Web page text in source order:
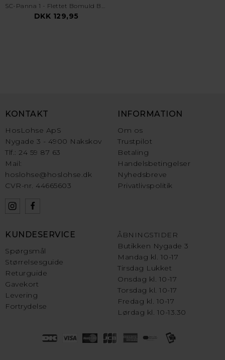
SC-Panna 1 - Flettet Bomuld Bælte - Sand
DKK 129,95
KONTAKT
HosLohse ApS
Nygade 3 - 4900 Nakskov
Tlf.: 24 59 87 63
Mail:
hoslohse@hoslohse.dk
CVR-nr. 44665603
INFORMATION
Om os
Trustpilot
Betaling
Handelsbetingelser
Nyhedsbreve
Privatlivspolitik
KUNDESERVICE
Spørgsmål
Størrelsesguide
Returguide
Gavekort
Levering
Fortrydelse
ÅBNINGSTIDER
Butikken Nygade 3
Mandag kl. 10-17
Tirsdag Lukket
Onsdag kl. 10-17
Torsdag kl. 10-17
Fredag kl. 10-17
Lørdag kl. 10-13.30